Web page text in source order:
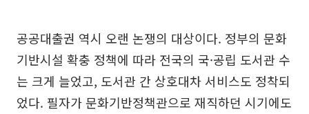
공공대출권 역시 오랜 논쟁의 대상이다. 정부의 문화
기반시설 확충 정책에 따라 전국의 국·공립 도서관 수
는 크게 늘었고, 도서관 간 상호대차 서비스도 정착되
었다. 필자가 문화기반정책관으로 재직하던 시기에도